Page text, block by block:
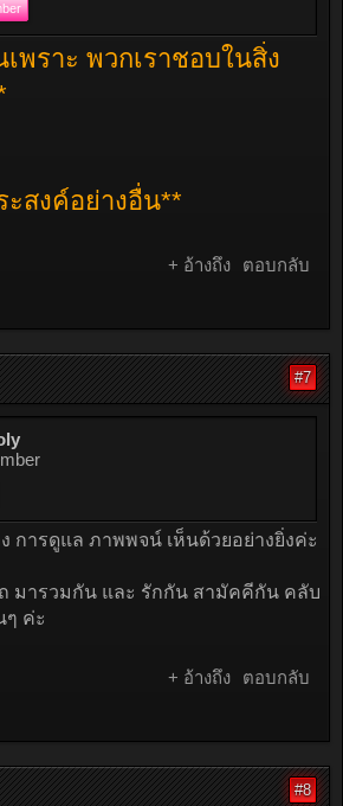
พราะ พวกเราชอบในสิ่ง
สงค์อย่างอื่น**
+ อ้างถึง ตอบกลับ
#7
การดูแล ภาพพจน์ เห็นด้วยอย่างยิ่งค่ะ
มารวมกัน และ รักกัน สามัคคีกัน คลับ
ๆ ค่ะ
+ อ้างถึง ตอบกลับ
#8